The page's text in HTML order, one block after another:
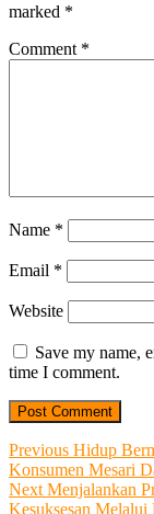
marked *
Comment *
Name *
Email *
Website
Save my name,
time I comment.
Post
navigation
Previous Previous
post:
Hidup
Konsumen Mesari
Next Next
post:
Menjalankan
Kesuksesan